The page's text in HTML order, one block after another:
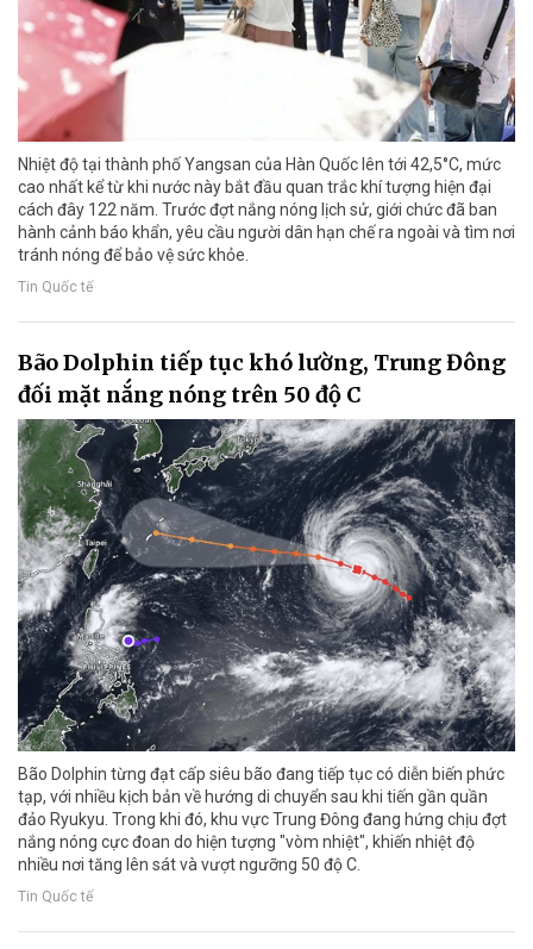
Nhiệt độ tại thành phố Yangsan của Hàn Quốc lên tới 42,5°C, mức
cao nhất kể từ khi nước này bắt đầu quan trắc khí tượng hiện đại
cách đây 122 năm. Trước đợt nắng nóng lịch sử, giới chức đã ban
hành cảnh báo khẩn, yêu cầu người dân hạn chế ra ngoài và tìm nơi
tránh nóng để bảo vệ sức khỏe.
Tin Quốc tế
Bão Dolphin tiếp tục khó lường, Trung Đông
đối mặt nắng nóng trên 50 độ C
Bão Dolphin từng đạt cấp siêu bão đang tiếp tục có diễn biến phức
tạp, với nhiều kịch bản về hướng di chuyển sau khi tiến gần quần
đảo Ryukyu. Trong khi đó, khu vực Trung Đông đang hứng chịu đợt
nắng nóng cực đoan do hiện tượng "vòm nhiệt", khiến nhiệt độ
nhiều nơi tăng lên sát và vượt ngưỡng 50 độ C.
Tin Quốc tế